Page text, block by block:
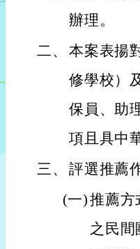
辦理。
二、 本案表揚
修學校）
保員、助
項且具中
三、 評選推薦
(一)推薦方
之民